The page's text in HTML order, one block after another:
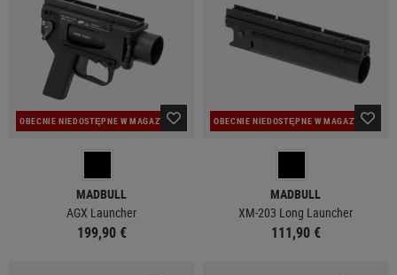
OBECNIE NIEDOSTĘPNE W MAGAZYNIE
MADBULL
AGX Launcher
199,90 €
OBECNIE NIEDOSTĘPNE W MAGAZYNIE
MADBULL
XM-203 Long Launcher
111,90 €